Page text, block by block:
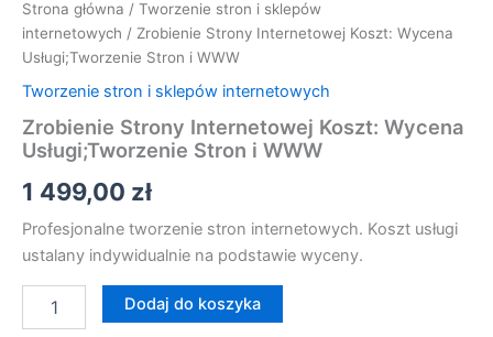
Strona główna / Tworzenie stron i sklepów
internetowych / Zrobienie Strony Internetowej Koszt: Wycena
Usługi;Tworzenie Stron i WWW
Tworzenie stron i sklepów internetowych
Zrobienie Strony Internetowej Koszt: Wycena
Usługi;Tworzenie Stron i WWW
1 499,00 zł
Profesjonalne tworzenie stron internetowych. Koszt usługi
ustalany indywidualnie na podstawie wyceny.
Dodaj do koszyka